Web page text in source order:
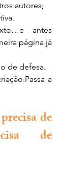
autores;
antes
página já
de defesa.
a
de
de